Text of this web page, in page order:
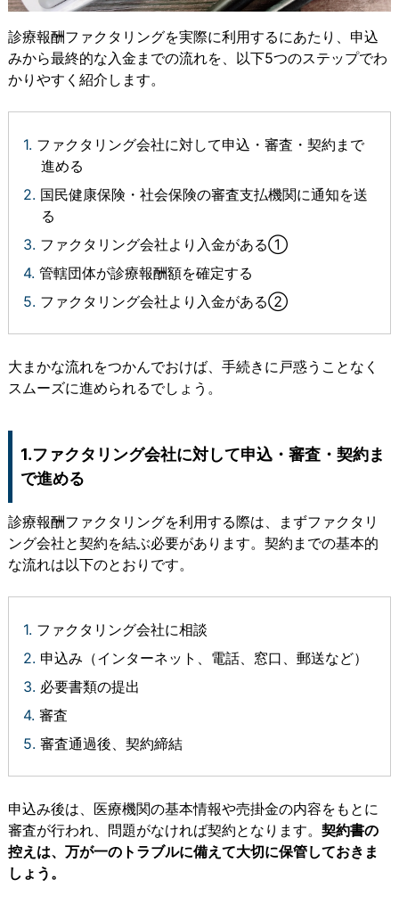
診療報酬ファクタリングを実際に利用するにあたり、申込
みから最終的な入金までの流れを、以下5つのステップでわ
かりやすく紹介します。
ファクタリング会社に対して申込・審査・契約まで
進める
国民健康保険・社会保険の審査支払機関に通知を送
る
ファクタリング会社より入金がある①
管轄団体が診療報酬額を確定する
ファクタリング会社より入金がある②
大まかな流れをつかんでおけば、手続きに戸惑うことなく
スムーズに進められるでしょう。
1.ファクタリング会社に対して申込・審査・契約ま
で進める
診療報酬ファクタリングを利用する際は、まずファクタリ
ング会社と契約を結ぶ必要があります。契約までの基本的
な流れは以下のとおりです。
ファクタリング会社に相談
申込み（インターネット、電話、窓口、郵送など）
必要書類の提出
審査
審査通過後、契約締結
申込み後は、医療機関の基本情報や売掛金の内容をもとに
審査が行われ、問題がなければ契約となります。 契約書の
控えは、万が一のトラブルに備えて大切に保管しておきま
しょう。
電話をかけて相談
する
電話受付時間 平日9:00～19:00
最短60分で振込
スピードお見積りはこ